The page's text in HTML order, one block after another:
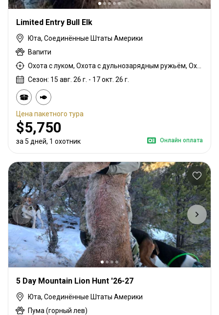
Limited Entry Bull Elk
Юта, Соединённые Штаты Америки
Вапити
Сезон: 15 авг. 26 г. - 17 окт. 26 г.
Цена пакетного тура
$5,750
за 5 дней, 1 охотник Онлайн оплата
5 Day Mountain Lion Hunt '26-27
Юта, Соединённые Штаты Америки
Пума (горный лев)